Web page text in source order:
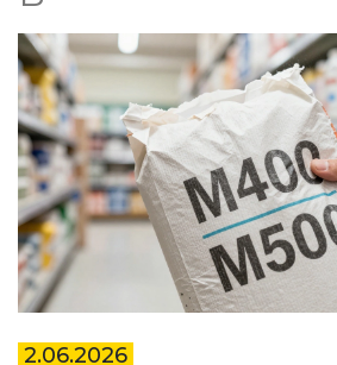
2.06.2026